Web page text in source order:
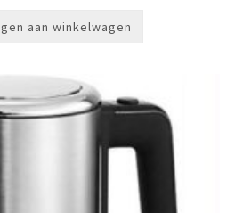
aan winkelwagen